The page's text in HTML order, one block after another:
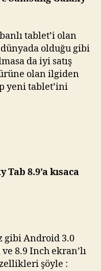
tablet’i olan
olduğu gibi
da iyi satış
olan ilgiden
yeni tablet’ini
8.9’a kısaca
gibi Android 3.0
8.9 Inch ekran’lı
şöyle :